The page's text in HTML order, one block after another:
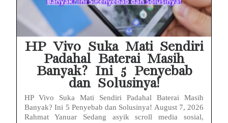
HP Vivo Suka Mati Sendiri
Padahal Baterai Masih
Banyak? Ini 5 Penyebab
dan Solusinya!
HP Vivo Suka Mati Sendiri Padahal Baterai Masih
Banyak? Ini 5 Penyebab dan Solusinya! August 7, 2026
Rahmat Yanuar Sedang asyik scroll media sosial,